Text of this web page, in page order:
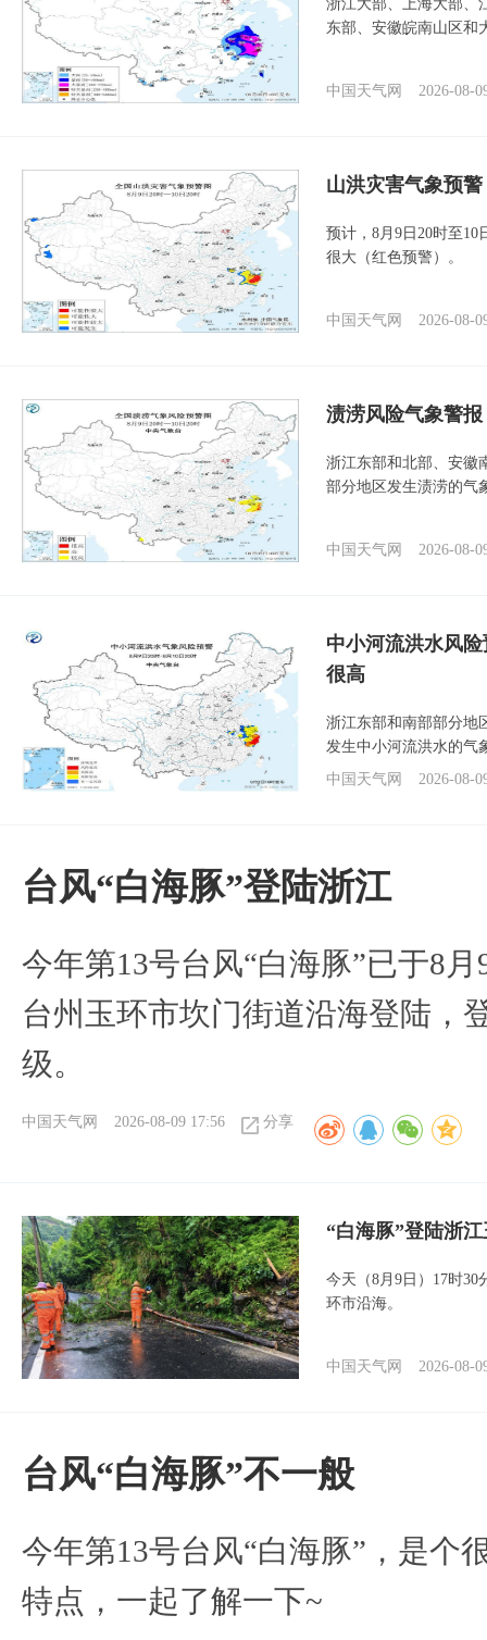
浙江大部、上海大部、
东部、安徽皖南山区和
中国天气网 2026-08-
山洪灾害气象预
预计，8月9日20时至
很大（红色预警）。
中国天气网 2026-08-
渍涝风险气象警
浙江东部和北部、安徽
部分地区发生渍涝的气
中国天气网 2026-08-
中小河流洪水风
很高
浙江东部和南部部分地
发生中小河流洪水的气
中国天气网
2026-08-
台风“白海豚”登陆浙江
今年第13号台风“白海豚”已于8
台州玉环市坎门街道沿海登陆，
级。
中国天气网 2026-08-09 17:56 分享
“白海豚”登陆浙
今天（8月9日）17时30
环市沿海。
中国天气网 2026-08-
台风“白海豚”不一般
今年第13号台风“白海豚”，是个
特点，一起了解一下~